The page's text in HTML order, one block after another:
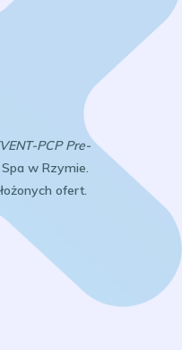
PCP Pre-
w Rzymie.
ofert.